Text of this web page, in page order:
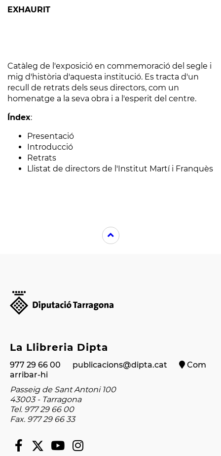
EXHAURIT
Catàleg de l'exposició en commemoració del segle i
mig d'història d'aquesta institució. Es tracta d'un
recull de retrats dels seus directors, com un
homenatge a la seva obra i a l'esperit del centre.
Índex:
Presentació
Introducció
Retrats
Llistat de directors de l'Institut Martí i Franquès
La Llibreria Dipta
977 29 66 00 publicacions@dipta.cat
Com
arribar-hi
Passeig de Sant Antoni 100
43003 - Tarragona
Tel. 977 29 66 00
Fax. 977 29 66 33